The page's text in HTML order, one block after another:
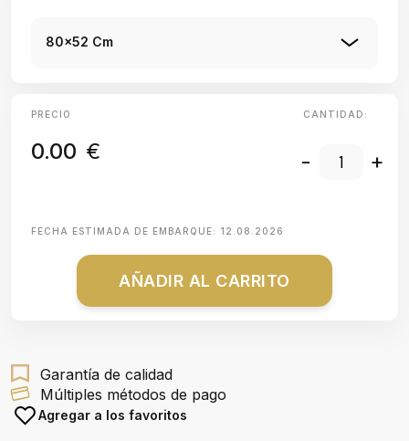
80x52 Cm
PRECIO
0.00 €
CANTIDAD:
- +
FECHA ESTIMADA DE EMBARQUE: 12.08.2026
AÑADIR AL CARRITO
Garantía de calidad
Múltiples métodos de pago
Agregar a los favoritos